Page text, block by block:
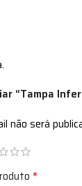
“Tampa
não será
*